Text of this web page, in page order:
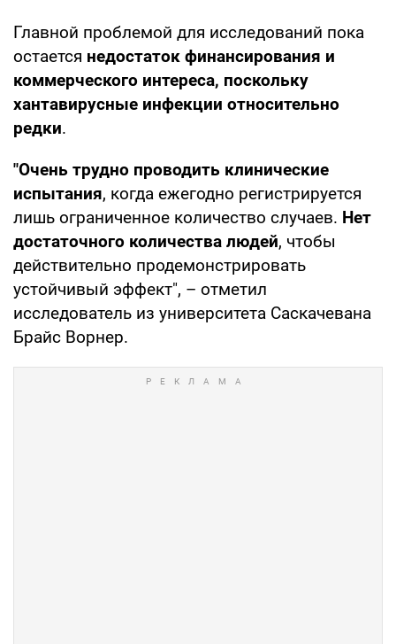
Главной проблемой для исследований пока
остается недостаток финансирования и
коммерческого интереса, поскольку
хантавирусные инфекции относительно
редки.
"Очень трудно проводить клинические
испытания, когда ежегодно регистрируется
лишь ограниченное количество случаев. Нет
достаточного количества людей, чтобы
действительно продемонстрировать
устойчивый эффект", – отметил
исследователь из университета Саскачевана
Брайс Ворнер.